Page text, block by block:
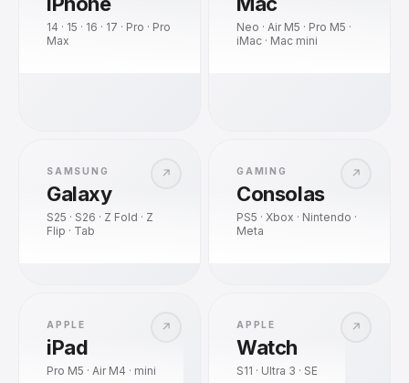
14 · 15 · 16 · 17 · Pro · Pro
Max
Neo · Air M5 · Pro M5 ·
iMac · Mac mini
↗
SAMSUNG
Galaxy
S25 · S26 · Z Fold · Z
Flip · Tab
↗
GAMING
Consolas
PS5 · Xbox · Nintendo ·
Meta
↗
APPLE
iPad
Pro M5 · Air M4 · mini
↗
APPLE
Watch
S11 · Ultra 3 · SE